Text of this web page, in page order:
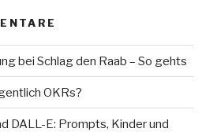
bei Schlag den Raab – So gehts
OKRs?
DALL-E: Prompts, Kinder und